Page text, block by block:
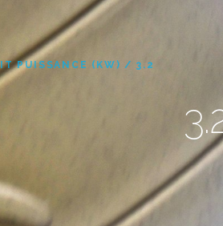
PUISSANCE (KW) / 3.2